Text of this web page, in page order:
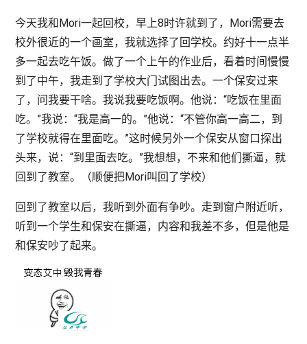
今天我和Mori一起回校，早上8时许就到了，Mori需要去
校外很近的一个画室，我就选择了回学校。约好十一点半
多一起去吃午饭。做了一个上午的作业后，看着时间慢慢
到了中午，我走到了学校大门试图出去。一个保安过来
了，问我要干啥。我说我要吃饭啊。他说：“吃饭在里面
吃。”我说：“我是高一的。”他说：“不管你高一高二，到
了学校就得在里面吃。”这时候另外一个保安从窗口探出
头来，说：“到里面去吃。”我想想，不来和他们撕逼，就
回到了教室。（顺便把Mori叫回了学校）
回到了教室以后，我听到外面有争吵。走到窗户附近听，
听到一个学生和保安在撕逼，内容和我差不多，但是他是
和保安吵了起来。